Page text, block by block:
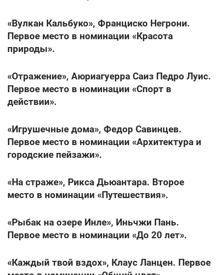
«Вулкан Кальбуко», Франциско Негрони.
Первое место в номинации «Красота
природы».
«Отражение», Аюриагуерра Саиз Педро Луис.
Первое место в номинации «Спорт в
действии».
«Игрушечные дома», Федор Савинцев.
Первое место в номинации «Архитектура и
городские пейзажи».
«На страже», Рикса Дьюантара. Второе
место в номинации «Путешествия».
«Рыбак на озере Инле», Иньчжи Пань.
Первое место в номинации «До 20 лет».
«Каждый твой вздох», Клаус Ланцен. Первое